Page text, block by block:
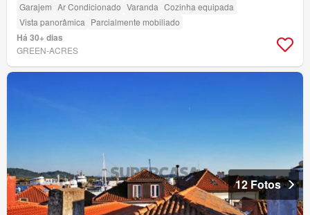
Garajem Ar Condicionado Varanda Cozinha equipada
Vista panorâmica Parcialmente mobiliado
Há 30+ dias
GREEN-ACRES
12 Fotos